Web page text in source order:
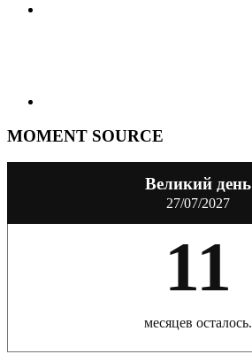
MOMENT SOURCE
Великий день
27/07/2027
11
месяцев осталось.